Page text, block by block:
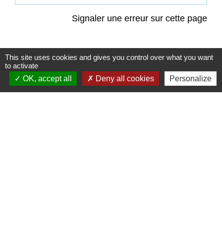
Signaler une erreur sur cette page
Contacts
This site uses cookies and gives you control over what you want
to activate
OK, accept all
Deny all cookies Personalize